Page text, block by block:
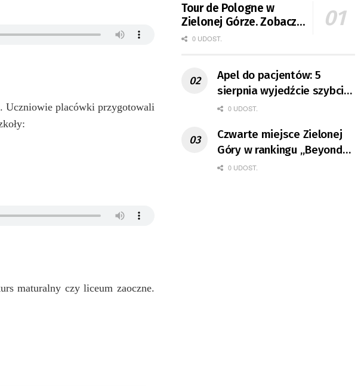
Uczniowie placówki przygotowali
maturalny czy liceum zaoczne.
Tour de Pologne w
Zielonej Górze. Zobacz
zmiany w organizacji
0 UDOST.
Apel do pacjentów: 5
sierpnia wyjedźcie szybciej
z domów
0 UDOST.
Czwarte miejsce Zielonej
Góry w rankingu „Beyond
the Hubs”
0 UDOST.